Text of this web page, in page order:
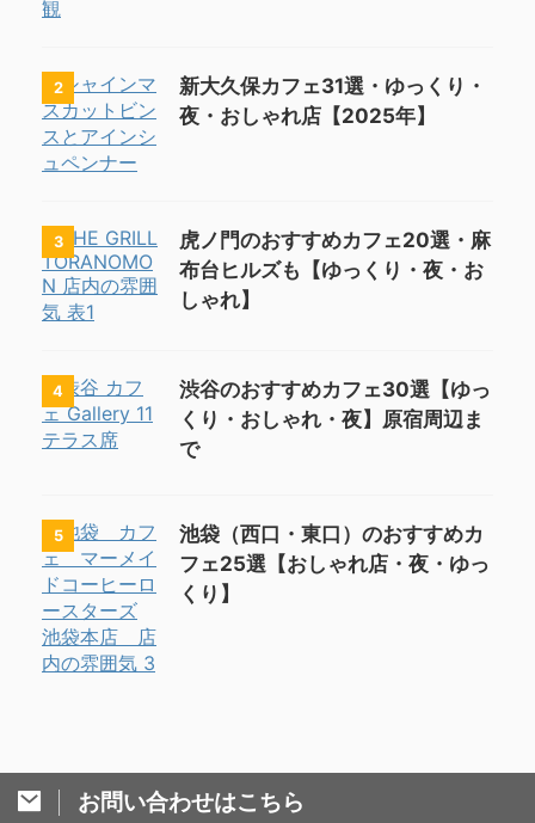
2
新大久保カフェ31選・ゆっくり・
夜・おしゃれ店【2025年】
3
虎ノ門のおすすめカフェ20選・麻
布台ヒルズも【ゆっくり・夜・お
しゃれ】
4
渋谷のおすすめカフェ30選【ゆっ
くり・おしゃれ・夜】原宿周辺ま
で
5
池袋（西口・東口）のおすすめカ
フェ25選【おしゃれ店・夜・ゆっ
くり】
お問い合わせはこちら